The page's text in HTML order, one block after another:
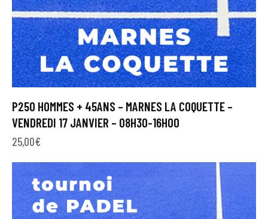
P250 HOMMES + 45ANS – MARNES LA COQUETTE –
VENDREDI 17 JANVIER – 08H30-16H00
25,00€